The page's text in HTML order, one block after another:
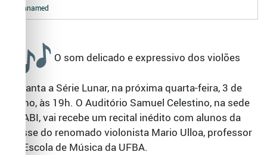
unnamed
O som delicado e expressivo dos violões
encanta a Série Lunar, na próxima quarta-feira, 3 de
junho, às 19h. O Auditório Samuel Celestino, na sede
da ABI, vai recebe um recital inédito com alunos da
classe do renomado violonista Mario Ulloa, professor
da Escola de Música da UFBA.